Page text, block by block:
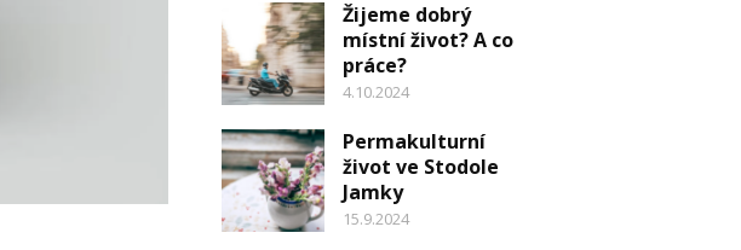
Žijeme dobrý
místní život? A co
práce?
4.10.2024
Permakulturní
život ve Stodole
Jamky
15.9.2024